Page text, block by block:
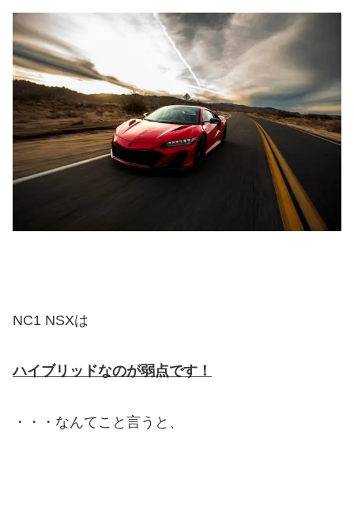
NC1 NSXは
ハイブリッドなのが弱点です！
・・・なんてこと言うと、